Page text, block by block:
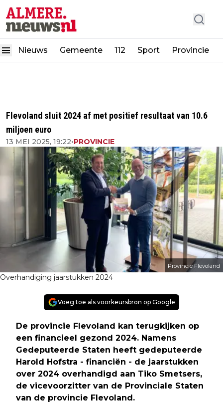
Nieuws Gemeente 112 Sport Provincie
Flevoland sluit 2024 af met positief resultaat van 10.6
miljoen euro
13 MEI 2025, 19:22•PROVINCIE
Provincie Flevoland
Overhandiging jaarstukken 2024
Voeg toe als voorkeursbron op Google
De provincie Flevoland kan terugkijken op
een financieel gezond 2024. Namens
Gedeputeerde Staten heeft gedeputeerde
Harold Hofstra - financiën - de jaarstukken
over 2024 overhandigd aan Tiko Smetsers,
de vicevoorzitter van de Provinciale Staten
van de provincie Flevoland.